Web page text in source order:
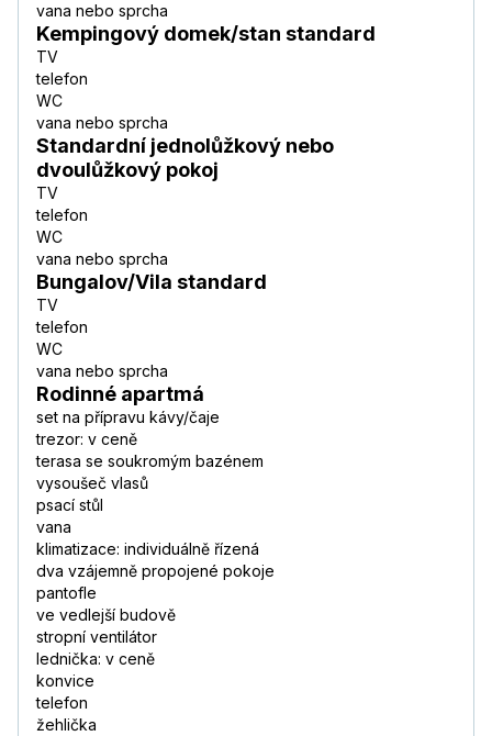
vana nebo sprcha
Kempingový domek/stan standard
TV
telefon
WC
vana nebo sprcha
Standardní jednolůžkový nebo
dvoulůžkový pokoj
TV
telefon
WC
vana nebo sprcha
Bungalov/Vila standard
TV
telefon
WC
vana nebo sprcha
Rodinné apartmá
set na přípravu kávy/čaje
trezor: v ceně
terasa se soukromým bazénem
vysoušeč vlasů
psací stůl
vana
klimatizace: individuálně řízená
dva vzájemně propojené pokoje
pantofle
ve vedlejší budově
stropní ventilátor
lednička: v ceně
konvice
telefon
žehlička